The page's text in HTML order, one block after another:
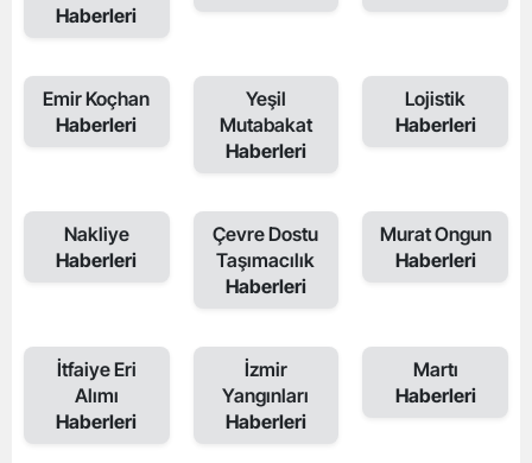
Haberleri
Emir Koçhan
Haberleri
Yeşil
Mutabakat
Haberleri
Lojistik
Haberleri
Nakliye
Haberleri
Çevre Dostu
Taşımacılık
Haberleri
Murat Ongun
Haberleri
İtfaiye Eri
Alımı
Haberleri
İzmir
Yangınları
Haberleri
Martı
Haberleri